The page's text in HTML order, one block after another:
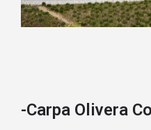
-Carpa Olivera